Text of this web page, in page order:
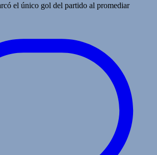
el único gol del partido al promediar